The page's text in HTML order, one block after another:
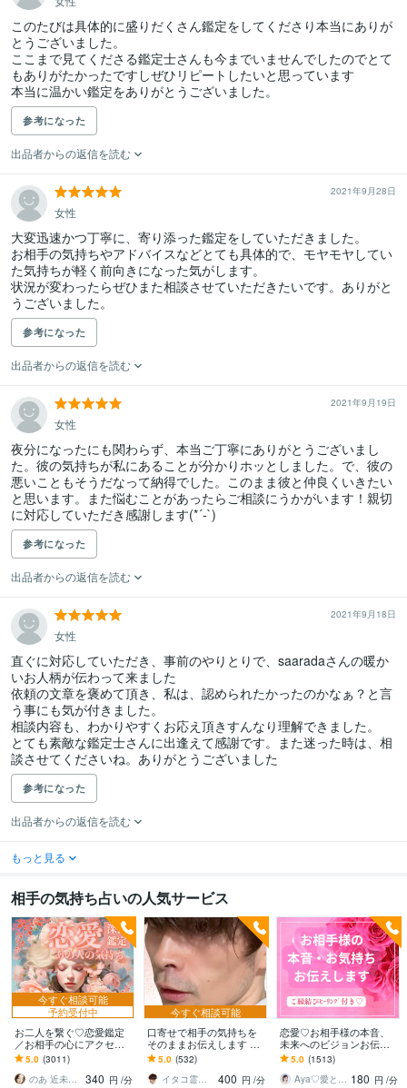
このたびは具体的に盛りだくさん鑑定をしてくださり本当にありが
とうございました。
ここまで見てくださる鑑定士さんも今までいませんでしたのでとて
もありがたかったですしぜひリピートしたいと思っています
本当に温かい鑑定をありがとうございました。
参考になった
出品者からの返信を読む
2021年9月28日
女性
大変迅速かつ丁寧に、寄り添った鑑定をしていただきました。
お相手の気持ちやアドバイスなどとても具体的で、モヤモヤしてい
た気持ちが軽く前向きになった気がします。
状況が変わったらぜひまた相談させていただきたいです。ありがと
うございました。
参考になった
出品者からの返信を読む
2021年9月19日
女性
夜分になったにも関わらず、本当ご丁寧にありがとうございまし
た。彼の気持ちが私にあることが分かりホッとしました。で、彼の
悪いこともそうだなって納得でした。このまま彼と仲良くいきたい
と思います。また悩むことがあったらご相談にうかがいます！親切
に対応していただき感謝します(*´-`)
参考になった
出品者からの返信を読む
2021年9月18日
女性
直ぐに対応していただき、事前のやりとりで、saaradaさんの暖か
いお人柄が伝わって来ました
依頼の文章を褒めて頂き、私は、認められたかったのかなぁ？と言
う事にも気が付きました。
相談内容も、わかりやすくお応え頂きすんなり理解できました。
とても素敵な鑑定士さんに出逢えて感謝です。また迷った時は、相
談させてくださいね。ありがとうございました
参考になった
出品者からの返信を読む
もっと見る
相手の気持ち占いの人気サービス
今すぐ相談可能
予約受付中
お二人を繋ぐ♡恋愛鑑定
／お相手の心にアクセス
します お相手の温度感／
片思い／複雑／復縁／遠
距離／全世代鑑定中❣
5.0 (3011)
のあ 近未来鑑定師 TR OR LE
340 円 /分
今すぐ相談可能
口寄せで相手の気持ちを
そのままお伝えします 現
状を把握し未来を切り開
く方法を具体的にお伝え
します
5.0 (532)
イタコ霊能者 豊珠
400 円 /分
恋愛♡お相手様の本音、
未来へのビジョンお伝え
します どんな関係でも細
密にお伝えします✨ツイン
レイ ソウルメイト
5.0 (1513)
Aya♡愛と光のスピリチュアルガイド 180 円 /分